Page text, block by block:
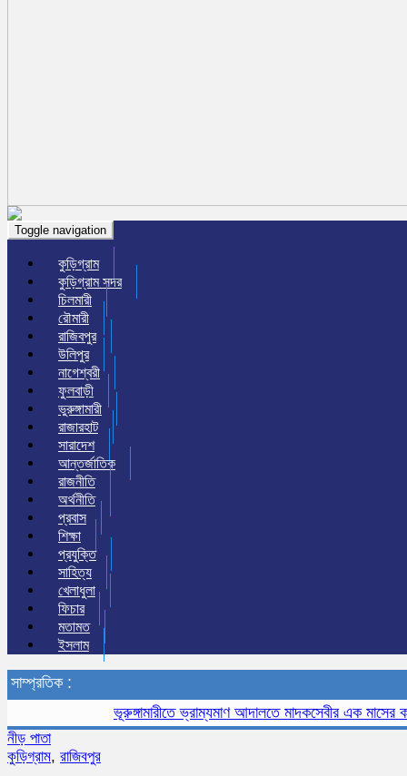
Toggle navigation
কুড়িগ্রাম
কুড়িগ্রাম সদর
চিলমারী
রৌমারী
রাজিবপুর
উলিপুর
নাগেশ্বরী
ফুলবাড়ী
ভুরুঙ্গামারী
রাজারহাট
সারাদেশ
আন্তর্জাতিক
রাজনীতি
অর্থনীতি
প্রবাস
শিক্ষা
প্রযুক্তি
সাহিত্য
খেলাধুলা
ফিচার
মতামত
ইসলাম
সাম্প্রতিক :
ভূরুঙ্গামারীতে ভ্রাম্যমাণ আদালতে মাদকসেবীর এক মাসের কারাদণ্ড
নীড় পাতা
কুড়িগ্রাম, রাজিবপুর